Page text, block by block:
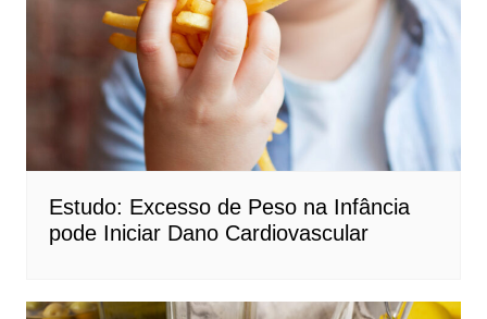
Estudo: Excesso de Peso na Infância
pode Iniciar Dano Cardiovascular